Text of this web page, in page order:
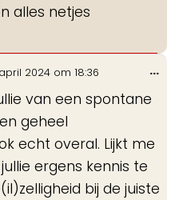
alles netjes
2024 om 18:36
van een spontane
geheel
echt overal. Lijkt me
ergens kennis te
bij de juiste
...